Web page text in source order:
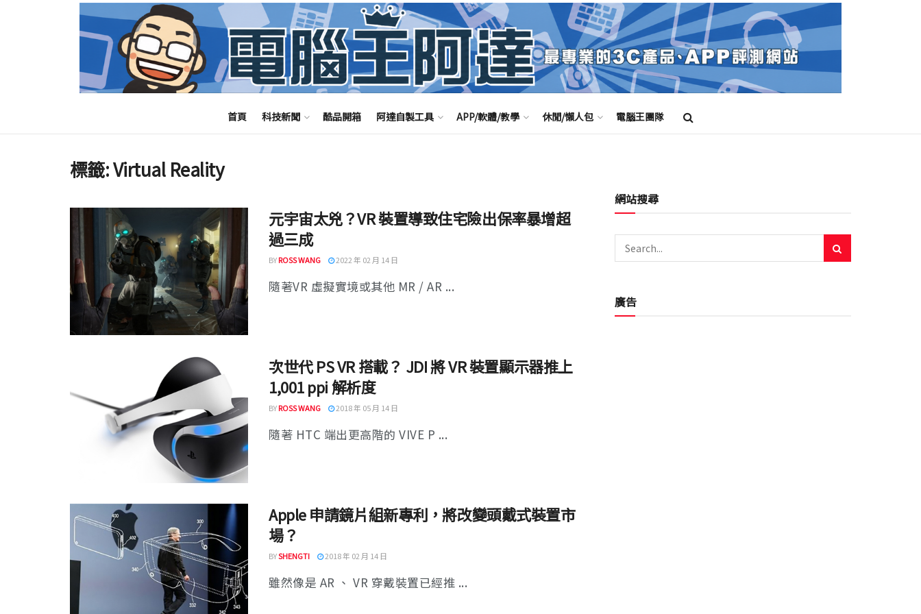
首頁 科技新聞 酷品開箱 阿達自製工具 APP/軟體/教學 休閒/懶人包 電腦王團隊
標籤:Virtual Reality
元宇宙太兇？VR 裝置導致住宅險出保率暴增超
過三成
BYROSS WANG 2022 年 02 月 14 日
隨著VR 虛擬實境或其他 MR / AR ...
次世代 PS VR 搭載？ JDI 將 VR 裝置顯示器推上
1,001 ppi 解析度
BYROSS WANG 2018 年 05 月 14 日
隨著 HTC 端出更高階的 VIVE P ...
Apple 申請鏡片組新專利，將改變頭戴式裝置市
場？
BYSHENGTI 2018 年 02 月 14 日
雖然像是 AR 、 VR 穿戴裝置已經推 ...
網站搜尋
廣告